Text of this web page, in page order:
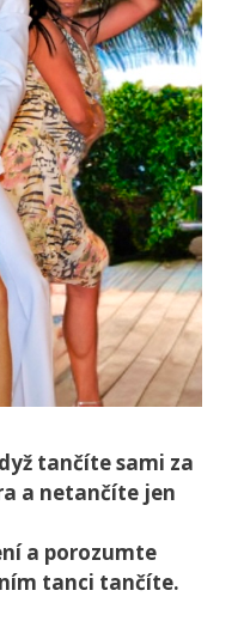
tančíte sami za
a netančíte jen
a porozumte
tanci tančíte.